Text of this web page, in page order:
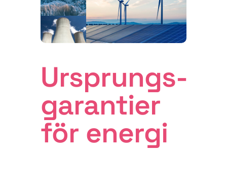
Ursprungs­
garantier
för energi